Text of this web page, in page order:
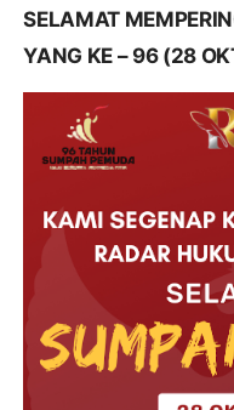
SELAMAT
YANG KE – 96 (28